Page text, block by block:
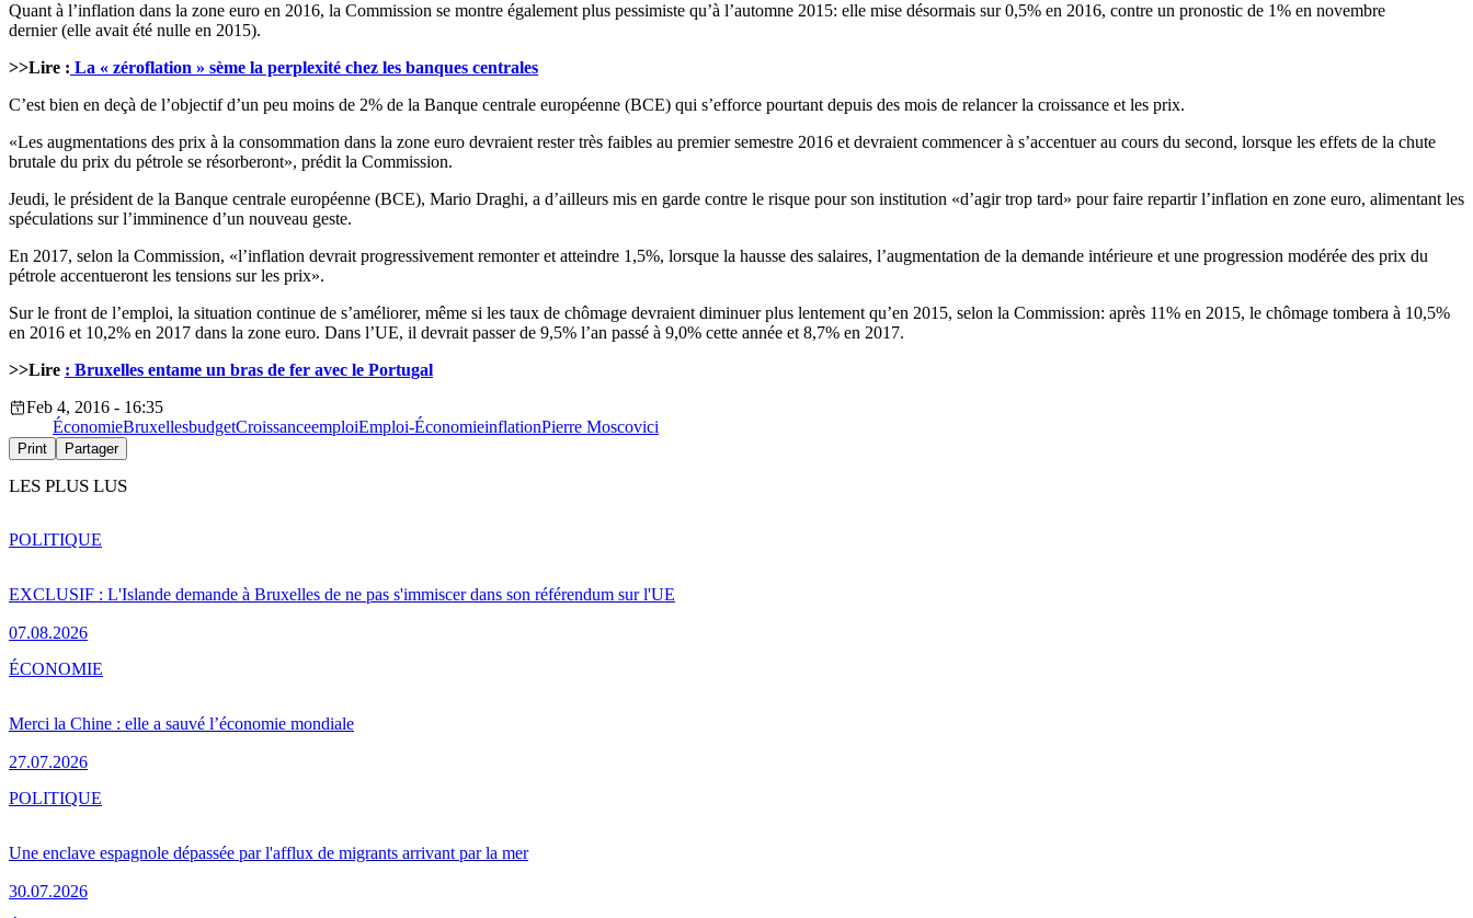
Quant à l’inflation dans la zone euro en 2016, la Commission se montre également plus pessimiste qu’à l’automne 2015: elle mise désormais sur 0,5% en 2016, contre un pronostic de 1% en novembre
dernier (elle avait été nulle en 2015).
>>Lire : La « zéroflation » sème la perplexité chez les banques centrales
C’est bien en deçà de l’objectif d’un peu moins de 2% de la Banque centrale européenne (BCE) qui s’efforce pourtant depuis des mois de relancer la croissance et les prix.
«Les augmentations des prix à la consommation dans la zone euro devraient rester très faibles au premier semestre 2016 et devraient commencer à s’accentuer au cours du second, lorsque les effets de la chute
brutale du prix du pétrole se résorberont», prédit la Commission.
Jeudi, le président de la Banque centrale européenne (BCE), Mario Draghi, a d’ailleurs mis en garde contre le risque pour son institution «d’agir trop tard» pour faire repartir l’inflation en zone euro, alimentant les
spéculations sur l’imminence d’un nouveau geste.
En 2017, selon la Commission, «l’inflation devrait progressivement remonter et atteindre 1,5%, lorsque la hausse des salaires, l’augmentation de la demande intérieure et une progression modérée des prix du
pétrole accentueront les tensions sur les prix».
Sur le front de l’emploi, la situation continue de s’améliorer, même si les taux de chômage devraient diminuer plus lentement qu’en 2015, selon la Commission: après 11% en 2015, le chômage tombera à 10,5%
en 2016 et 10,2% en 2017 dans la zone euro. Dans l’UE, il devrait passer de 9,5% l’an passé à 9,0% cette année et 8,7% en 2017.
>>Lire : Bruxelles entame un bras de fer avec le Portugal
Feb 4, 2016 - 16:35
ÉconomieBruxellesbudgetCroissanceemploiEmploi-ÉconomieinflationPierre Moscovici
Print Partager
LES PLUS LUS
EXCLUSIF : L'Islande demande à Bruxelles de ne pas s'immiscer dans son référendum sur l'UE
07.08.2026
POLITIQUE
Merci la Chine : elle a sauvé l’économie mondiale
27.07.2026
ÉCONOMIE
Une enclave espagnole dépassée par l'afflux de migrants arrivant par la mer
30.07.2026
POLITIQUE